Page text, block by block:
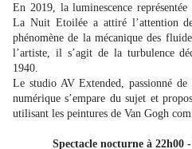
En 2019, la luminescence
La Nuit Etoilée a attiré l’attention
phénomène de la mécanique des
l’artiste, il s’agit de la turbulence
1940.
Le studio AV Extended, passionné de
numérique s’empare du sujet et
utilisant les peintures de Van Gogh
Spectacle nocturne à